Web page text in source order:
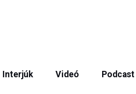
Interjúk Videó Podcast